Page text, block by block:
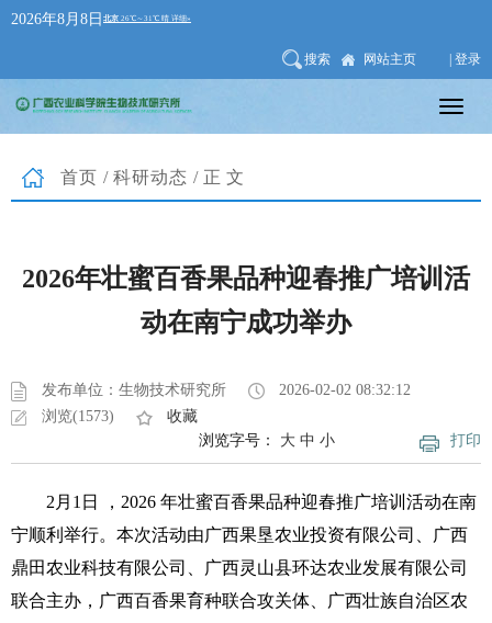
2026年8月8日
搜索 网站主页 | 登录
首页 / 科研动态 /正文
2026年壮蜜百香果品种迎春推广培训活
动在南宁成功举办
发布单位：生物技术研究所
2026-02-02 08:32:12
浏览(1573)
收藏
打印
浏览字号： 大 中 小
2月1日 ，2026 年壮蜜百香果品种迎春推广培训活动在南
宁顺利举行。本次活动由广西果垦农业投资有限公司、广西
鼎田农业科技有限公司、广西灵山县环达农业发展有限公司
联合主办，广西百香果育种联合攻关体、广西壮族自治区农